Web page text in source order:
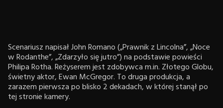
Scenariusz napisał John Romano („Prawnik z Lincolna”, „Noce
w Rodanthe”, „Zdarzyło się jutro”) na podstawie powieści
Philipa Rotha. Reżyserem jest zdobywca m.in. Złotego Globu,
świetny aktor, Ewan McGregor. To druga produkcja, a
zarazem pierwsza po blisko 2 dekadach, w której stanął po
tej stronie kamery.